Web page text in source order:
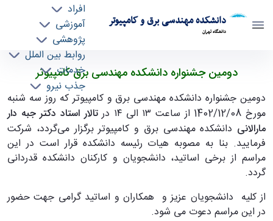
دانشکده مهندسی برق و کامپیوتر
دانشگاه تهران
افراد
آموزشی
پژوهشی
روابط بین الملل
خدمات
جذب نیرو
دومین جشنواره دانشکده مهندسی برق کامپیوتر -
دومین جشنواره دانشکده مهندسی برق کامپیوتر
دومین جشنواره دانشکده مهندسی برق و کامپیوتر که روز سه شنبه
مورخ 1402/12/08 از ساعت ۱۳ الی ۱۴ در
تالار استاد دکتر جبه دار
مارالانی دانشکده مهندسی برق و کامپیوتر برگزار می‌گردد، شرکت
فرمایید. بنا به مصوبه هیات رئیسه دانشکده قرار است در این
مراسم از برخی اساتید، دانشجویان و کارکنان دانشکده قدردانی
گردد.
از کلیه دانشجویان عزیز و همکاران و اساتید گرامی جهت حضور
در این مراسم دعوت می شود.